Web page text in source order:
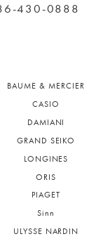
430-0888
BAUME & MERCIER
CASIO
DAMIANI
GRAND SEIKO
LONGINES
ORIS
PIAGET
Sinn
ULYSSE NARDIN